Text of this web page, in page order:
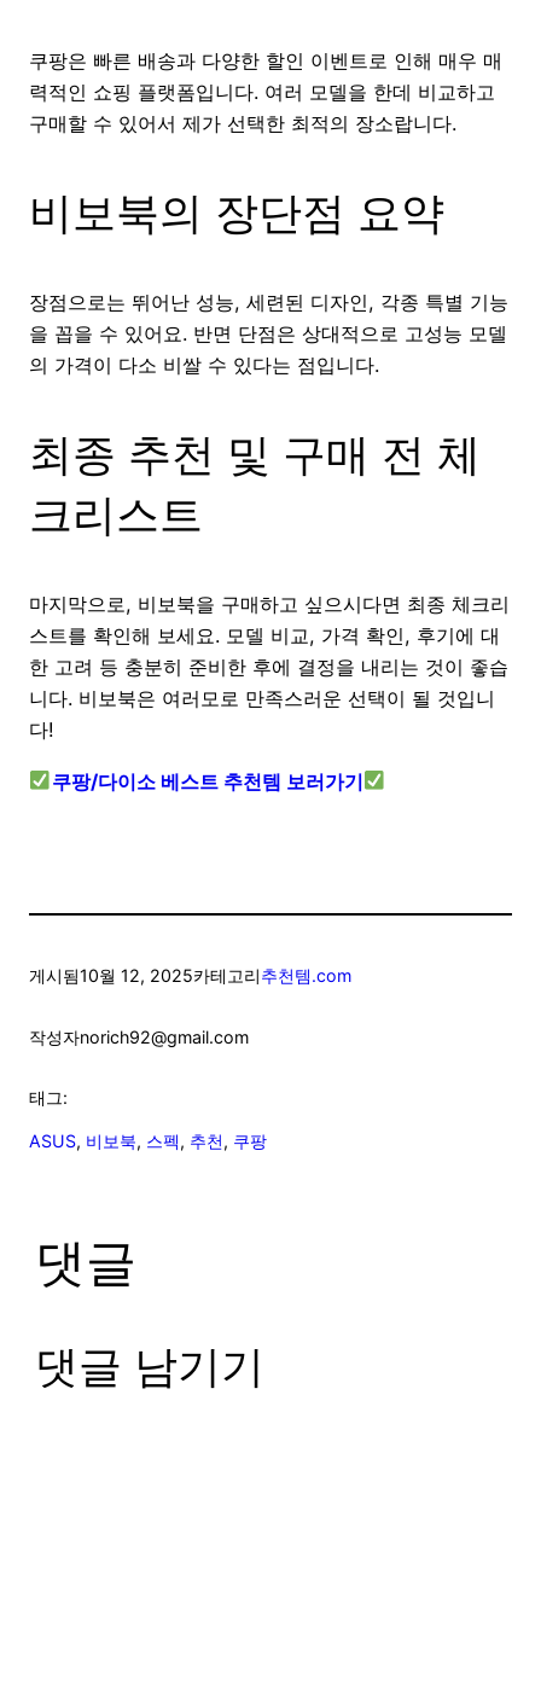
쿠팡은 빠른 배송과 다양한 할인 이벤트로 인해 매우 매
력적인 쇼핑 플랫폼입니다. 여러 모델을 한데 비교하고
구매할 수 있어서 제가 선택한 최적의 장소랍니다.
비보북의 장단점 요약
장점으로는 뛰어난 성능, 세련된 디자인, 각종 특별 기능
을 꼽을 수 있어요. 반면 단점은 상대적으로 고성능 모델
의 가격이 다소 비쌀 수 있다는 점입니다.
최종 추천 및 구매 전 체
크리스트
마지막으로, 비보북을 구매하고 싶으시다면 최종 체크리
스트를 확인해 보세요. 모델 비교, 가격 확인, 후기에 대
한 고려 등 충분히 준비한 후에 결정을 내리는 것이 좋습
니다. 비보북은 여러모로 만족스러운 선택이 될 것입니
다!
쿠팡/다이소 베스트 추천템 보러가기
게시됨10월 12, 2025카테고리추천템.com
작성자norich92@gmail.com
태그:
ASUS, 비보북, 스펙, 추천, 쿠팡
댓글
댓글 남기기